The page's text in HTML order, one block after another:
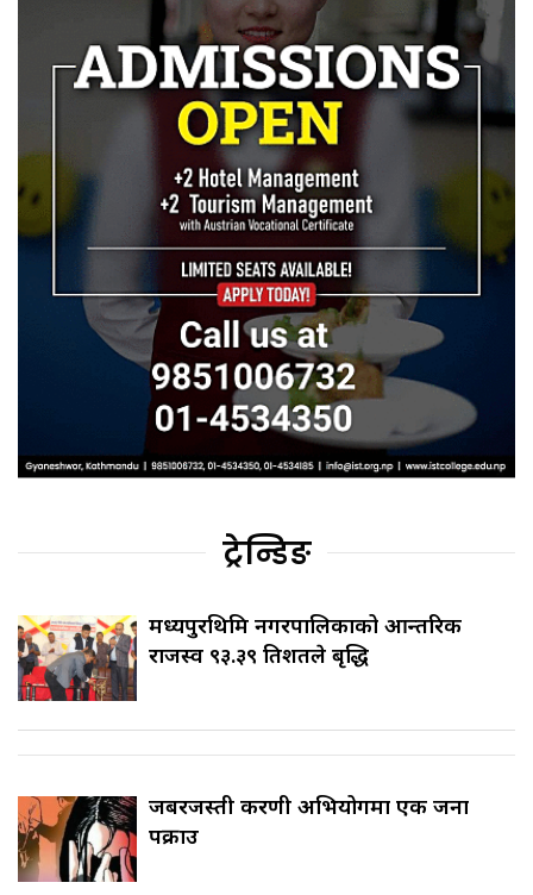
ट्रेन्डिङ
मध्यपुरथिमि नगरपालिकाको आन्तरिक
राजस्व ९३.३९ प्रतिशतले बृद्धि
जबरजस्ती करणी अभियोगमा एक जना
पक्राउ